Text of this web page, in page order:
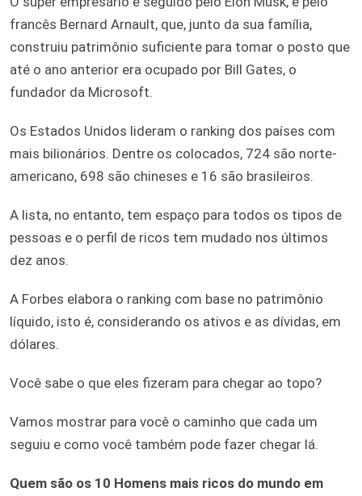
francês Bernard Arnault, que, junto da sua família,
construiu patrimônio suficiente para tomar o posto que
até o ano anterior era ocupado por Bill Gates, o
fundador da Microsoft.
Os Estados Unidos lideram o ranking dos países com
mais bilionários. Dentre os colocados, 724 são norte-
americano, 698 são chineses e 16 são brasileiros.
A lista, no entanto, tem espaço para todos os tipos de
pessoas e o perfil de ricos tem mudado nos últimos
dez anos.
A Forbes elabora o ranking com base no patrimônio
líquido, isto é, considerando os ativos e as dívidas, em
dólares.
Você sabe o que eles fizeram para chegar ao topo?
Vamos mostrar para você o caminho que cada um
seguiu e como você também pode fazer chegar lá.
Quem são os 10 Homens mais ricos do mundo em